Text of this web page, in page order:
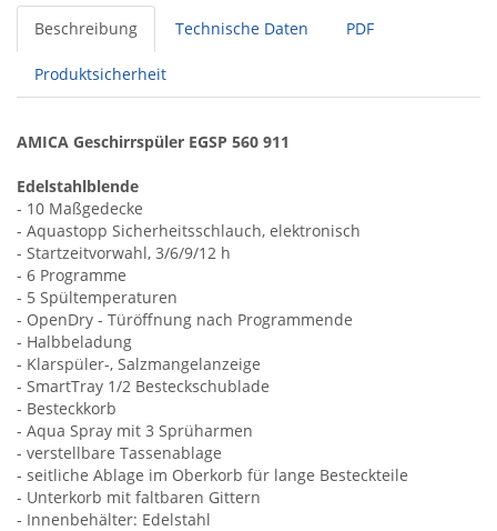
Beschreibung Technische Daten PDF
Produktsicherheit
AMICA Geschirrspüler EGSP 560 911
Edelstahlblende
- 10 Maßgedecke
- Aquastopp Sicherheitsschlauch, elektronisch
- Startzeitvorwahl, 3/6/9/12 h
- 6 Programme
- 5 Spültemperaturen
- OpenDry - Türöffnung nach Programmende
- Halbbeladung
- Klarspüler-, Salzmangelanzeige
- SmartTray 1/2 Besteckschublade
- Besteckkorb
- Aqua Spray mit 3 Sprüharmen
- verstellbare Tassenablage
- seitliche Ablage im Oberkorb für lange Besteckteile
- Unterkorb mit faltbaren Gittern
- Innenbehälter: Edelstahl